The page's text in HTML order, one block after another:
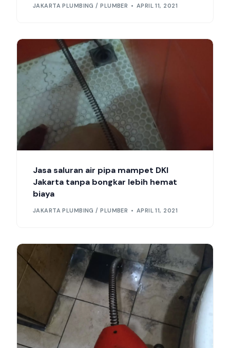
JAKARTA PLUMBING / PLUMBER APRIL 11, 2021
Jasa saluran air pipa mampet DKI
Jakarta tanpa bongkar lebih hemat
biaya
JAKARTA PLUMBING / PLUMBER APRIL 11, 2021